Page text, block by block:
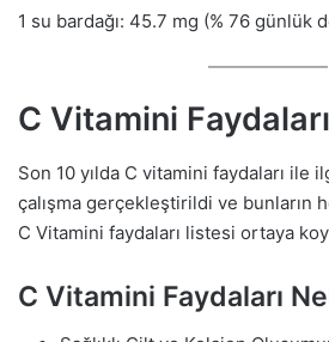
1 su bardağı: 45.7 mg (% 76 günlük
C Vitamini Faydaları
Son 10 yılda C vitamini faydaları ile
çalışma gerçekleştirildi ve bunların
C Vitamini faydaları listesi ortaya
C Vitamini Faydaları